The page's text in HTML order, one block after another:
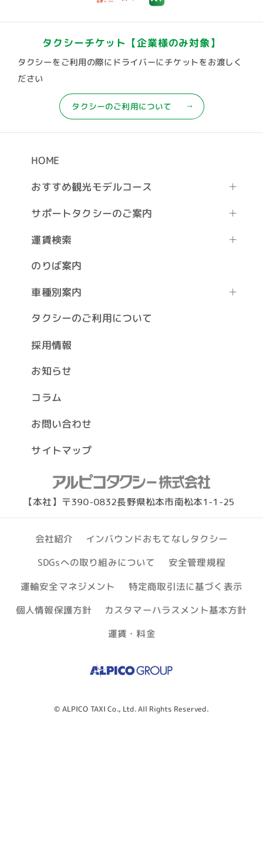
タクシーチケット 【企業様のみ対象】
タクシーをご利用の際にドライバーにチケットをお渡しく
ださい
タクシーのご利用について
HOME
おすすめ観光モデルコース
サポートタクシーのご案内
運賃検索
のりば案内
車種別案内
タクシーのご利用について
採用情報
お知らせ
コラム
お問い合わせ
サイトマップ
【本社】〒390-0832長野県松本市南松本1-1-25
会社紹介 インバウンドおもてなしタクシー
SDGsへの取り組みについて 安全管理規程
運輸安全マネジメント 特定商取引法に基づく表示
個人情報保護方針 カスタマーハラスメント基本方針
運賃・料金
© ALPICO TAXI Co., Ltd. All Rights Reserved.